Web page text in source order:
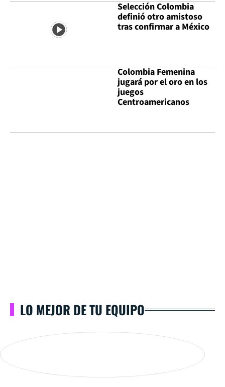
Selección Colombia
definió otro amistoso
tras confirmar a México
Colombia Femenina
jugará por el oro en los
juegos
Centroamericanos
LO MEJOR DE TU EQUIPO